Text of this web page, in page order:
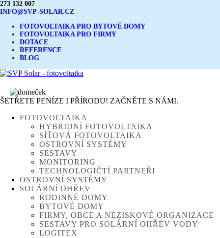
273 132 007
INFO@SVP-SOLAR.CZ
FOTOVOLTAIKA PRO BYTOVÉ DOMY
FOTOVOLTAIKA PRO FIRMY
DOTACE
REFERENCE
BLOG
ŠETŘETE PENÍZE I PŘÍRODU! ZAČNĚTE S NÁMI.
FOTOVOLTAIKA
HYBRIDNÍ FOTOVOLTAIKA
SÍŤOVÁ FOTOVOLTAIKA
OSTROVNÍ SYSTÉMY
SESTAVY
MONITORING
TECHNOLOGIČTÍ PARTNEŘI
OSTROVNÍ SYSTÉMY
SOLÁRNÍ OHŘEV
RODINNÉ DOMY
BYTOVÉ DOMY
FIRMY, OBCE A NEZISKOVÉ ORGANIZACE
SESTAVY PRO SOLÁRNÍ OHŘEV VODY
LOGITEX